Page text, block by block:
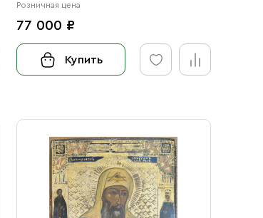
Розничная цена
77 000 ₽
Купить